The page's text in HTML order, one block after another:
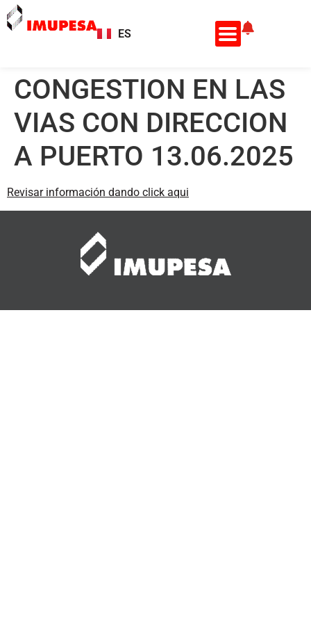
ES
EN
CONGESTION EN LAS
VIAS CON DIRECCION
A PUERTO 13.06.2025
Revisar información dando click aqui